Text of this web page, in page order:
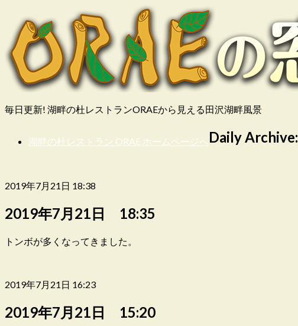
毎日更新! 湖畔の杜レストランORAEから見える田沢湖畔風景
湖畔の杜レストラン ORAE ホームページへDaily Archive:
2019年7月21日 18:38
2019年7月21日 18:35
トンボが多くなってきました。
2019年7月21日 16:23
2019年7月21日 15:20